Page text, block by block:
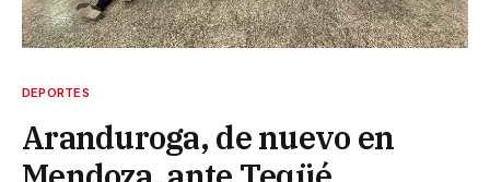
DEPORTES
Aranduroga, de nuevo en